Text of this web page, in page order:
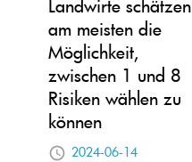
Landwirte schätzen
am meisten die
Möglichkeit,
zwischen 1 und 8
Risiken wählen zu
können
2024-06-14